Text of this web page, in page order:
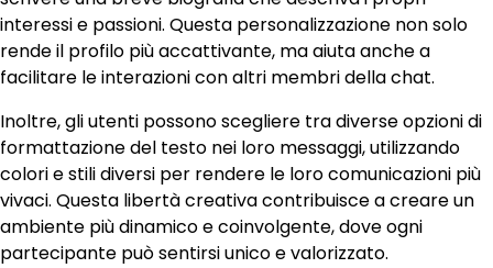
interessi e passioni. Questa personalizzazione non solo
rende il profilo più accattivante, ma aiuta anche a
facilitare le interazioni con altri membri della chat.
Inoltre, gli utenti possono scegliere tra diverse opzioni di
formattazione del testo nei loro messaggi, utilizzando
colori e stili diversi per rendere le loro comunicazioni più
vivaci. Questa libertà creativa contribuisce a creare un
ambiente più dinamico e coinvolgente, dove ogni
partecipante può sentirsi unico e valorizzato.